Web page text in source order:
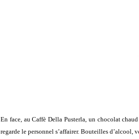
En face, au Caffè Della Pusterla, un chocolat
regarde le personnel s’affairer. Bouteilles d’alcool,